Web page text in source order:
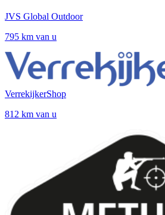
JVS Global Outdoor
795 km van u
VerrekijkerShop
812 km van u